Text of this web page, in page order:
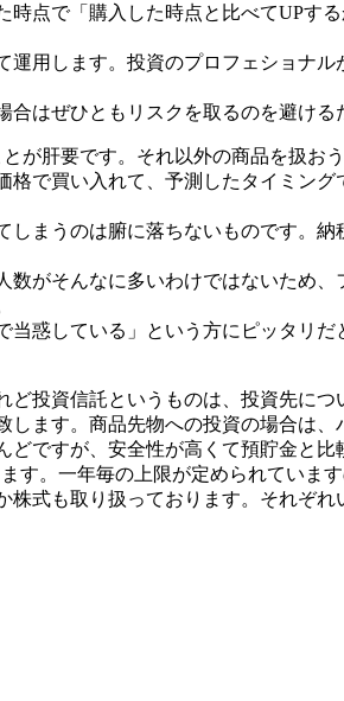
点で「購入した時点と比べてUPす
用します。投資のプロフェショナ
はぜひともリスクを取るのを避ける
肝要です。それ以外の商品を扱お
で買い入れて、予測したタイミン
まうのは腑に落ちないものです。
がそんなに多いわけではないため
惑している」という方にピッタリ
投資信託というものは、投資先に
ます。商品先物への投資の場合は
ですが、安全性が高くて預貯金と
。一年毎の上限が定められていま
式も取り扱っております。それぞ